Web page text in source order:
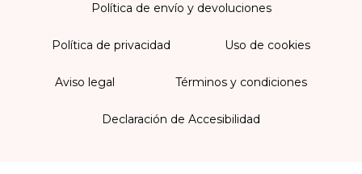
Política de envío y devoluciones
Política de privacidad Uso de cookies
Aviso legal Términos y condiciones
Declaración de Accesibilidad